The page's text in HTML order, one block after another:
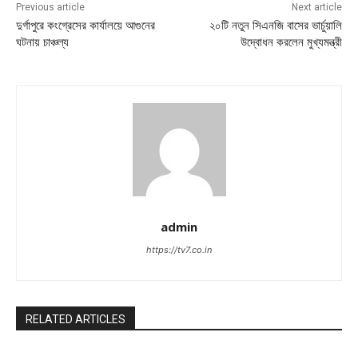
Previous article
দুর্গাপুরে কংগ্রেসের কার্যালয়ে আগুনের
ঘটনায় চাঞ্চল্য
Next article
২০টি নতুন সিএনজি বাসের ভার্চুয়ালি
উদ্বোধন করলেন মুখ্যমন্ত্রী
admin
https://tv7.co.in
RELATED ARTICLES